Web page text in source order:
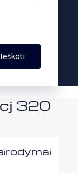
320